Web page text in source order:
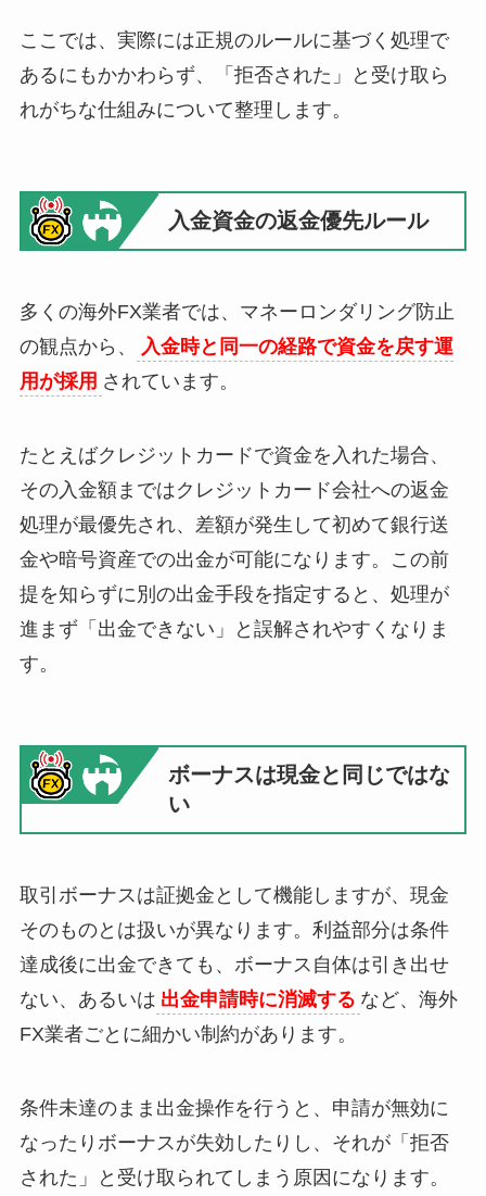
ここでは、実際には正規のルールに基づく処理で
あるにもかかわらず、「拒否された」と受け取ら
れがちな仕組みについて整理します。
入金資金の返金優先ルール
多くの海外FX業者では、マネーロンダリング防止
の観点から、
入金時と同一の経路で資金を戻す運
用が採用 されています。
たとえばクレジットカードで資金を入れた場合、
その入金額まではクレジットカード会社への返金
処理が最優先され、差額が発生して初めて銀行送
金や暗号資産での出金が可能になります。この前
提を知らずに別の出金手段を指定すると、処理が
進まず「出金できない」と誤解されやすくなりま
す。
ボーナスは現金と同じではな
い
取引ボーナスは証拠金として機能しますが、現金
そのものとは扱いが異なります。利益部分は条件
達成後に出金できても、ボーナス自体は引き出せ
ない、あるいは 出金申請時に消滅する など、海外
FX業者ごとに細かい制約があります。
条件未達のまま出金操作を行うと、申請が無効に
なったりボーナスが失効したりし、それが「拒否
された」と受け取られてしまう原因になります。